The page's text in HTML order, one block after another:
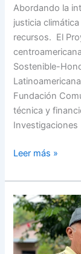
Abordando la
justicia
recursos. El
Sostenible-
Fundación
técnica y
Investigaciones
Leer más »
Aporto
inicia
su
proceso